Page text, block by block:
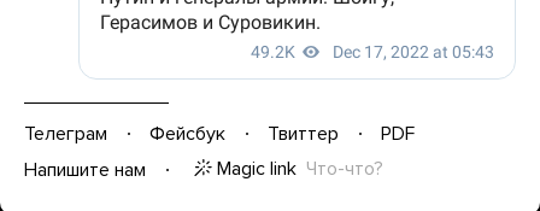
Телеграм Фейсбук Твиттер
PDF
Напишите нам
Magic link Что-что?